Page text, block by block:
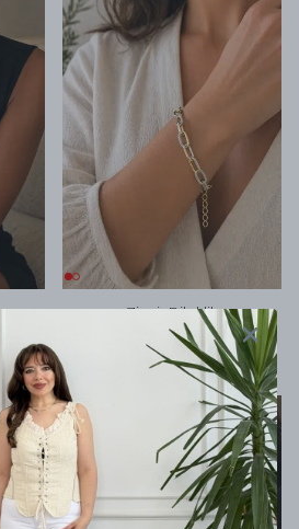
Zincir Bileklik
450 TL
382 TL